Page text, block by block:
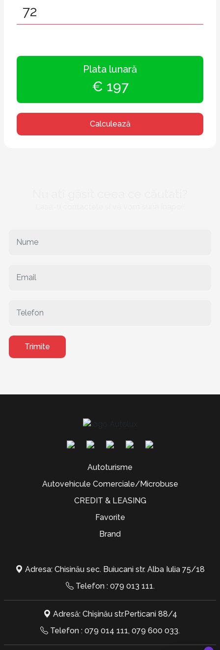
Plata lunară
€ 197
Calculează
Trimite
Autoturisme
Autovehicule Comerciale/Microbuse
CREDIT & LEASING
Favorite
Brand
Adresa: Chisinău sec. Buiucani str. Alba Iulia 75/18
Telefon : 079 013 111.
Adresă: Chișinău str.Perticani 88/4
Telefon : 079 014 111, 079 600 033.